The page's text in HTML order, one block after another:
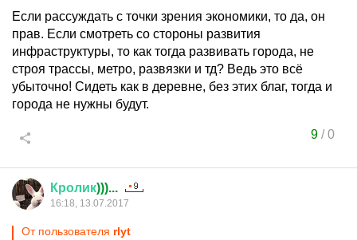
Если рассуждать с точки зрения экономики, то да, он
прав. Если смотреть со стороны развития
инфраструктуры, то как тогда развивать города, не
строя трассы, метро, развязки и тд? Ведь это всё
убыточно! Сидеть как в деревне, без этих благ, тогда и
города не нужны будут.
9/0
Кролик)))...
16:18, 13.07.2017
От пользователя rlyt